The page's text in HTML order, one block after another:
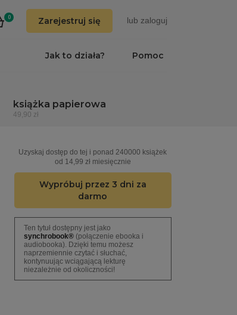
0 Zarejestruj się lub zaloguj
Pomoc
Jak to działa?
książka papierowa
49,90 zł
Uzyskaj dostęp do tej i ponad 240000 książek
od 14,99 zł miesięcznie
Wypróbuj przez 3 dni za
darmo
Ten tytuł dostępny jest jako
synchrobook®(połączenie ebooka i
audiobooka). Dzięki temu możesz
naprzemiennie czytać i słuchać,
kontynuując wciągającą lekturę
niezależnie od okoliczności!